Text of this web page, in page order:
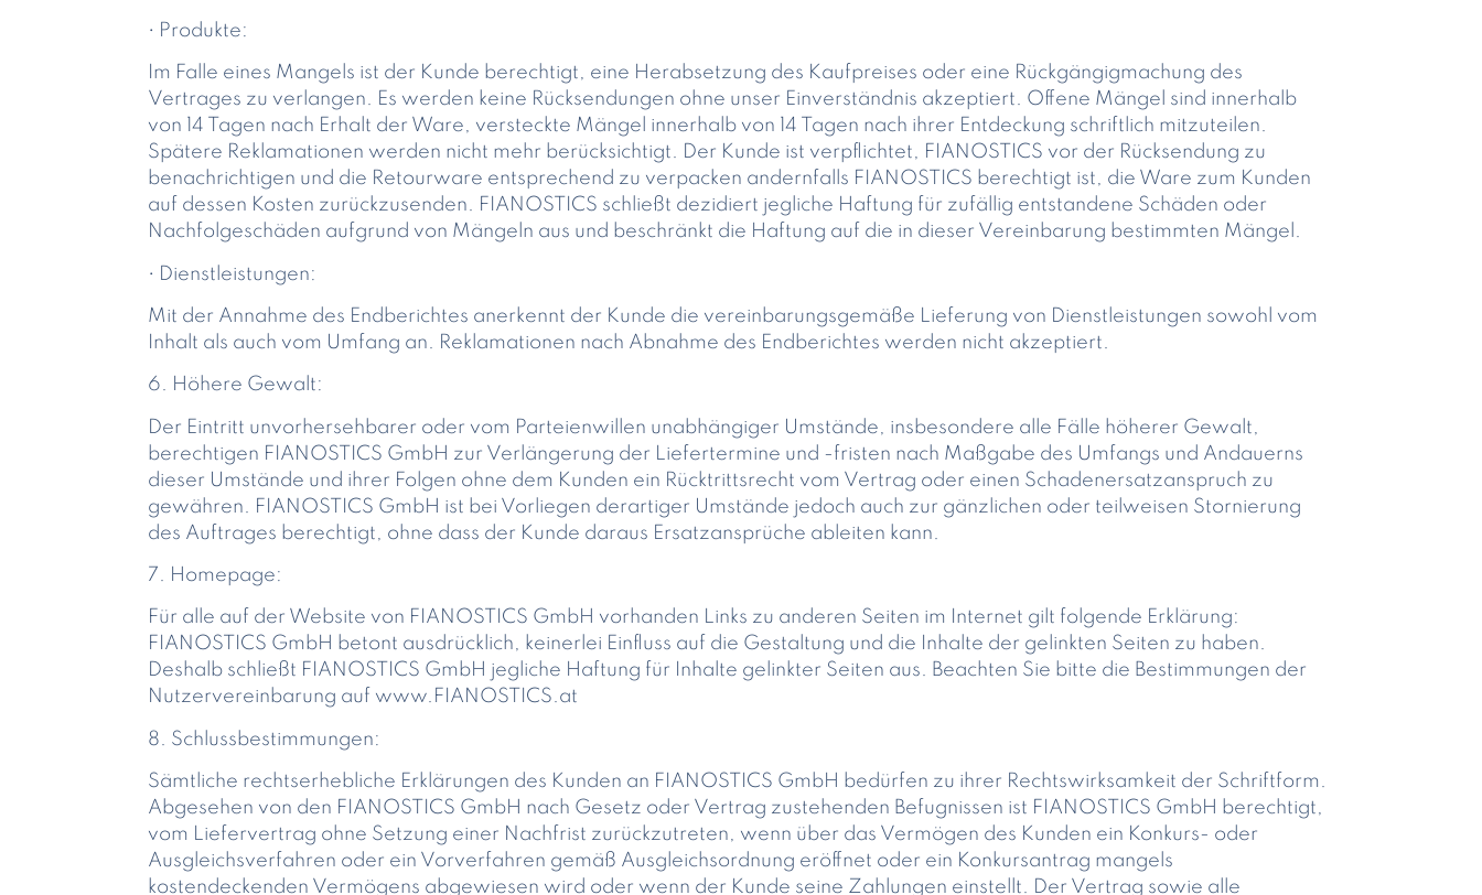
• Produkte:
Im Falle eines Mangels ist der Kunde berechtigt, eine Herabsetzung des Kaufpreises oder eine Rückgängigmachung des
Vertrages zu verlangen. Es werden keine Rücksendungen ohne unser Einverständnis akzeptiert. Offene Mängel sind innerhalb
von 14 Tagen nach Erhalt der Ware, versteckte Mängel innerhalb von 14 Tagen nach ihrer Entdeckung schriftlich mitzuteilen.
Spätere Reklamationen werden nicht mehr berücksichtigt. Der Kunde ist verpflichtet, FIANOSTICS vor der Rücksendung zu
benachrichtigen und die Retourware entsprechend zu verpacken andernfalls FIANOSTICS berechtigt ist, die Ware zum Kunden
auf dessen Kosten zurückzusenden. FIANOSTICS schließt dezidiert jegliche Haftung für zufällig entstandene Schäden oder
Nachfolgeschäden aufgrund von Mängeln aus und beschränkt die Haftung auf die in dieser Vereinbarung bestimmten Mängel.
• Dienstleistungen:
Mit der Annahme des Endberichtes anerkennt der Kunde die vereinbarungsgemäße Lieferung von Dienstleistungen sowohl vom
Inhalt als auch vom Umfang an. Reklamationen nach Abnahme des Endberichtes werden nicht akzeptiert.
6. Höhere Gewalt:
Der Eintritt unvorhersehbarer oder vom Parteienwillen unabhängiger Umstände, insbesondere alle Fälle höherer Gewalt,
berechtigen FIANOSTICS GmbH zur Verlängerung der Liefertermine und -fristen nach Maßgabe des Umfangs und Andauerns
dieser Umstände und ihrer Folgen ohne dem Kunden ein Rücktrittsrecht vom Vertrag oder einen Schadenersatzanspruch zu
gewähren. FIANOSTICS GmbH ist bei Vorliegen derartiger Umstände jedoch auch zur gänzlichen oder teilweisen Stornierung
des Auftrages berechtigt, ohne dass der Kunde daraus Ersatzansprüche ableiten kann.
7. Homepage:
Für alle auf der Website von FIANOSTICS GmbH vorhanden Links zu anderen Seiten im Internet gilt folgende Erklärung:
FIANOSTICS GmbH betont ausdrücklich, keinerlei Einfluss auf die Gestaltung und die Inhalte der gelinkten Seiten zu haben.
Deshalb schließt FIANOSTICS GmbH jegliche Haftung für Inhalte gelinkter Seiten aus. Beachten Sie bitte die Bestimmungen der
Nutzervereinbarung auf www.FIANOSTICS.at
8. Schlussbestimmungen:
Sämtliche rechtserhebliche Erklärungen des Kunden an FIANOSTICS GmbH bedürfen zu ihrer Rechtswirksamkeit der Schriftform.
Abgesehen von den FIANOSTICS GmbH nach Gesetz oder Vertrag zustehenden Befugnissen ist FIANOSTICS GmbH berechtigt,
vom Liefervertrag ohne Setzung einer Nachfrist zurückzutreten, wenn über das Vermögen des Kunden ein Konkurs- oder
Ausgleichsverfahren oder ein Vorverfahren gemäß Ausgleichsordnung eröffnet oder ein Konkursantrag mangels
kostendeckenden Vermögens abgewiesen wird oder wenn der Kunde seine Zahlungen einstellt. Der Vertrag sowie alle